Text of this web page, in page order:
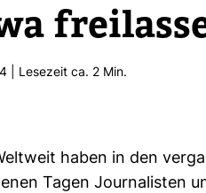
| Lese­zeit ca. 2 Min.
haben in den
Tagen Jour­na­listen